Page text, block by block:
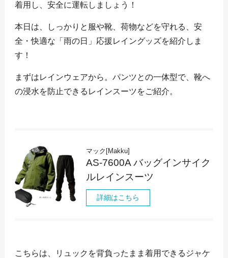
着用し、安全に運転しましょう！
本日は、しっかりと服や靴、荷物などを守れる、安
全・快適な「雨の日」応援レイングッズを紹介しま
す！
まずはレインウェアから。パンツとの一体型で、靴へ
の浸水を防止できるレインスーツをご紹介。
マック[Makku]
AS-7600A バッグインサイク
ルレインスーツ
詳細はこちら
こちらは、リュックを背負ったまま着用できるジャケ